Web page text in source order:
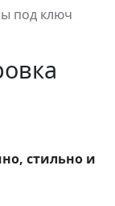
под ключ
стильно и